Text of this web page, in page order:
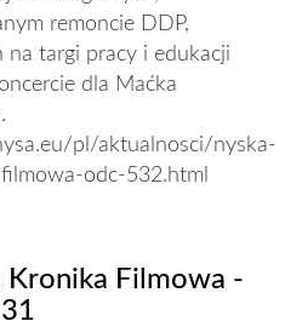
remoncie DDP,
na targi pracy i edukacji
dla Maćka
pl/aktualnosci/nyska-
odc-532.html
Kronika Filmowa -